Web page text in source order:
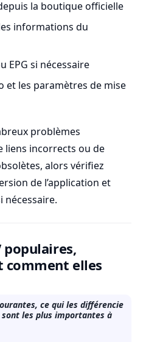
la boutique officielle
informations du
EPG si nécessaire
et les paramètres de mise
problèmes
liens incorrects ou de
alors vérifiez
de l’application et
nécessaire.
populaires,
elles
ce qui les différencie
les plus importantes à